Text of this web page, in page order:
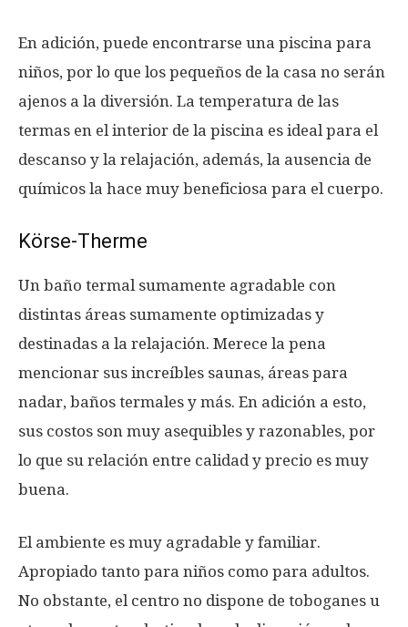
En adición, puede encontrarse una piscina para
niños, por lo que los pequeños de la casa no serán
ajenos a la diversión. La temperatura de las
termas en el interior de la piscina es ideal para el
descanso y la relajación, además, la ausencia de
químicos la hace muy beneficiosa para el cuerpo.
Körse-Therme
Un baño termal sumamente agradable con
distintas áreas sumamente optimizadas y
destinadas a la relajación. Merece la pena
mencionar sus increíbles saunas, áreas para
nadar, baños termales y más. En adición a esto,
sus costos son muy asequibles y razonables, por
lo que su relación entre calidad y precio es muy
buena.
El ambiente es muy agradable y familiar.
Apropiado tanto para niños como para adultos.
No obstante, el centro no dispone de toboganes u